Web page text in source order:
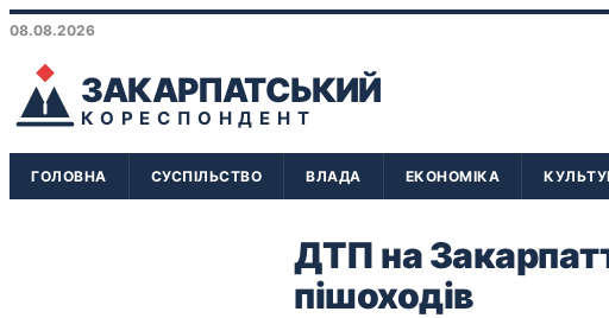
08.08.2026
ЗАКАРПАТСЬКИЙ
КОРЕСПОНДЕНТ
ГОЛОВНА СУСПІЛЬСТВО ВЛАДА ЕКОНОМІКА
ДТП на
пішоходів